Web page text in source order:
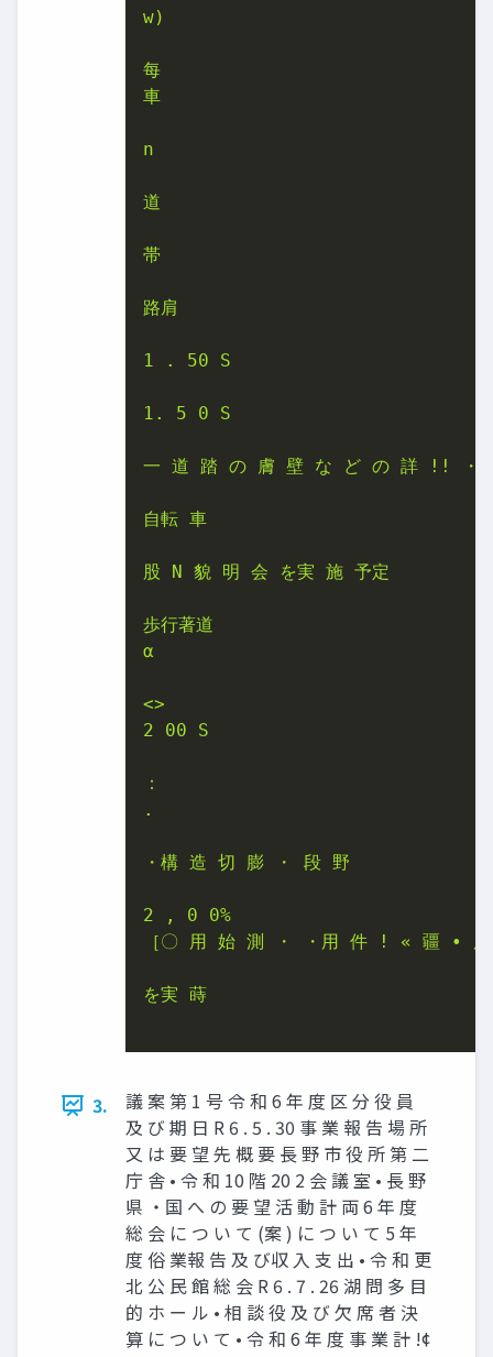
w)
每
車
n
道
帯
路肩
1 . 50 S
1. 5 0 S
一 道 踏 の 膚 壁 な ど の 詳 !! ・
自転 車
股 N 貌 明 会 を実 施 予定
歩行著道
α
<>
2 00 S
：
.
・構 造 切 膨 ・ 段 野
2 , 0 0%
［〇 用 始 測 ・ ・用 件 ! « 疆 •
を実 蒔
3.
議 案 第 1 号 令 和 6 年 度 区 分 役 員
及 び 期 日 R 6 . 5 . 30 事 業 報 告 場 所
又 は 要 望 先 概 要 長 野 市 役 所 第 二
庁 舎 • 令 和 10 階 20 2 会 議 室 • 長 野
県 ・国 へ の 要 望 活 動 計 両 6 年 度
総 会 に つ い て (案 ) に つ い て 5 年
度 俗 業報 告 及 び収 入 支 出 • 令 和 更
北 公 民 館 総 会 R 6 . 7 . 26 湖 問 多 目
的 ホ ー ル • 相 談 役 及 び 欠 席 者 決
算 に つ い て • 令 和 6 年 度 事 業 計 !¢